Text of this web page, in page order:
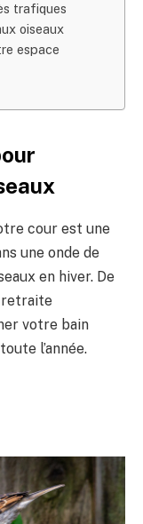
trafiques
oiseaux
espace
cour est une
une onde de
en hiver. De
retraite
votre bain
l’année.